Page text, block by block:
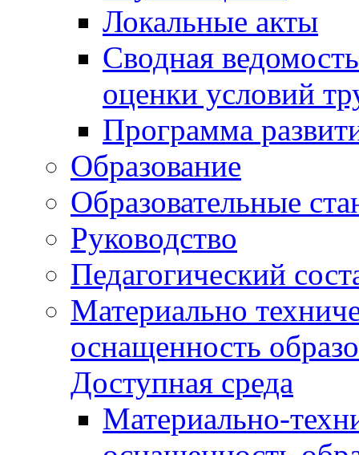
Локальные акты
Сводная
оценки условий
Программа
Образование
Образовательные
Руководство
Педагогический
Материально
оснащенность
Доступная среда
Материально-